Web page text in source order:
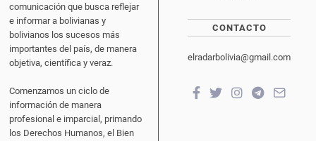
comunicación que busca reflejar
e informar a bolivianas y
bolivianos los sucesos más
importantes del país, de manera
objetiva, científica y veraz.
Comenzamos un ciclo de
información de manera
profesional e imparcial, primando
los Derechos Humanos, el Bien
CONTACTO
elradarbolivia@gmail.com